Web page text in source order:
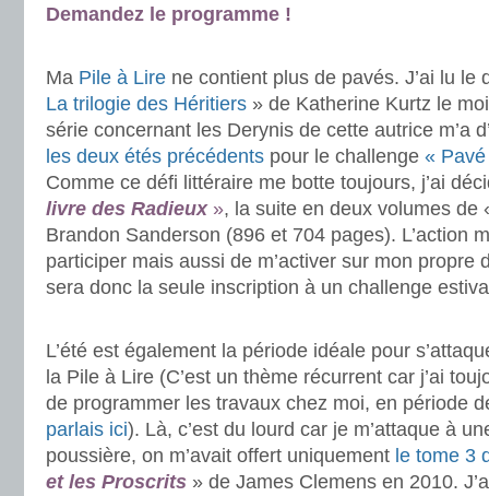
Demandez le programme !
Ma Pile à Lire ne contient plus de pavés. J’ai lu le
La trilogie des Héritiers » de Katherine Kurtz le
série concernant les Derynis de cette autrice m’a
les deux étés précédents pour le challenge « Pavé
Comme ce défi littéraire me botte toujours, j’ai
livre des Radieux », la suite en deux volumes de
Brandon Sanderson (896 et 704 pages). L’action
participer mais aussi de m’activer sur mon propre
sera donc la seule inscription à un challenge
L’été est également la période idéale pour
la Pile à Lire (C’est un thème récurrent car j’ai
de programmer les travaux chez moi, en période
parlais ici). Là, c’est du lourd car je m’attaque à
poussière, on m’avait offert uniquement le tome 3
et les Proscrits » de James Clemens en 2010.